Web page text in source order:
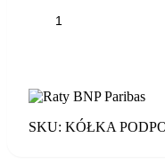
172214
SKU: KÓŁKA